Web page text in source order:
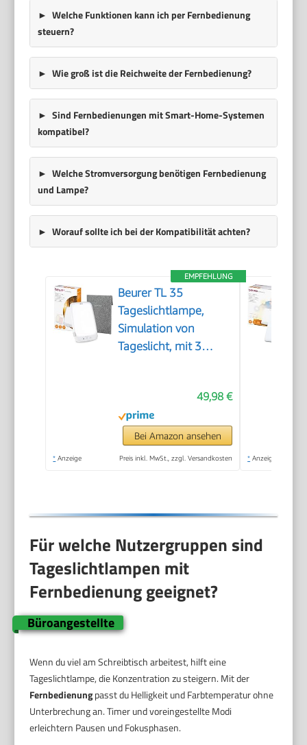
Welche Funktionen kann ich per Fernbedienung
steuern?
Wie groß ist die Reichweite der Fernbedienung?
Sind Fernbedienungen mit Smart-Home-Systemen
kompatibel?
Welche Stromversorgung benötigen Fernbedienung
und Lampe?
Worauf sollte ich bei der Kompatibilität achten?
EMPFEHLUNG
Beurer TL 35
Tageslichtlampe,
Simulation von
Tageslicht, mit 3
Rhythmus, 10.000
Lux, Medizinprodukt,
abnehmbarer
49,98 €
Bei Amazon ansehen
* Anzeige Preis inkl. MwSt., zzgl. Versandkosten * Anzeige
Für welche Nutzergruppen sind
Tageslichtlampen mit
Fernbedienung geeignet?
Büroangestellte
Wenn du viel am Schreibtisch arbeitest, hilft eine
Tageslichtlampe, die Konzentration zu steigern. Mit der
Fernbedienungpasst du Helligkeit und Farbtemperatur ohne
Unterbrechung an. Timer und voreingestellte Modi
erleichtern Pausen und Fokusphasen.